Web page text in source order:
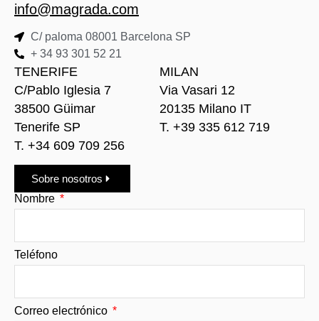
info@magrada.com
C/ paloma 08001 Barcelona SP
+ 34 93 301 52 21
TENERIFE
C/Pablo Iglesia 7
38500 Güimar
Tenerife SP
T. +34 609 709 256
MILAN
Via Vasari 12
20135 Milano IT
T. +39 335 612 719
Sobre nosotros
Nombre
Teléfono
Correo electrónico